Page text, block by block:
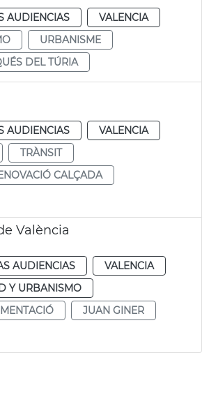
AUDIENCIAS
VALENCIA
URBANISME
DEL TÚRIA
AUDIENCIAS
VALENCIA
TRÀNSIT
CALÇADA
València
AUDIENCIAS
VALENCIA
Y URBANISMO
JUAN GINER